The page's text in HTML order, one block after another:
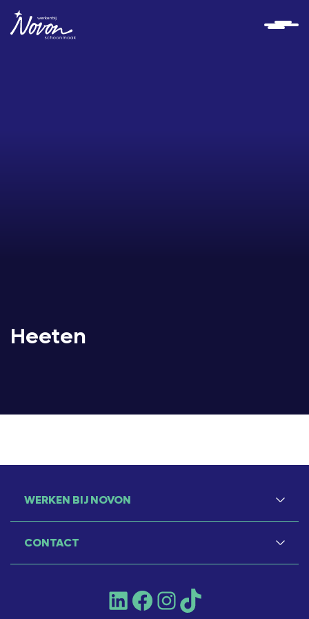
Heeten
WERKEN BIJ NOVON
CONTACT
LinkedInFacebookInstagram
TikTok